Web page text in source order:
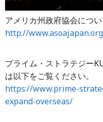
アメリカ州政府協会につ
http://
プライム・ストラテジー
は以下をご覧ください。
https://www.prime-
expand-overseas/